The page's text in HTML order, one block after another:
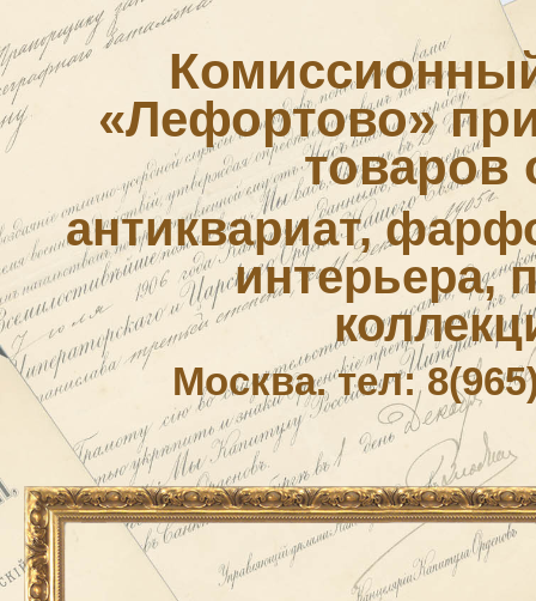
«Лефортово»
товаров
антиквариат,
интерьера,
Москва. тел: